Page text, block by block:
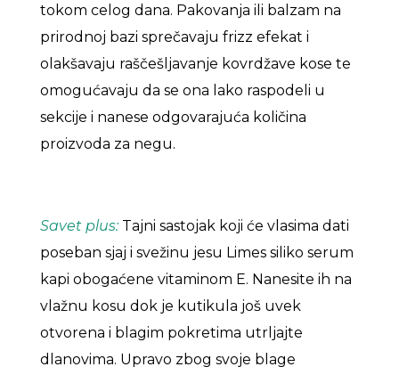
tokom celog dana. Pakovanja ili balzam na
prirodnoj bazi sprečavaju frizz efekat i
olakšavaju raščešljavanje kovrdžave kose te
omogućavaju da se ona lako raspodeli u
sekcije i nanese odgovarajuća količina
proizvoda za negu.
Savet plus: Tajni sastojak koji će vlasima dati
poseban sjaj i svežinu jesu Limes siliko serum
kapi obogaćene vitaminom E. Nanesite ih na
vlažnu kosu dok je kutikula još uvek
otvorena i blagim pokretima utrljajte
dlanovima. Upravo zbog svoje blage